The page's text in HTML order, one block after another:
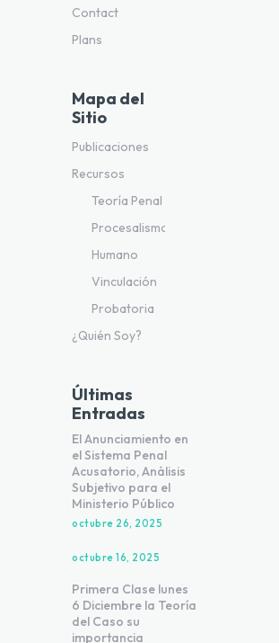
Contact
Plans
Mapa del
Sitio
Publicaciones
Recursos
Teoría Penal
Procesalismo
Humano
Vinculación
Probatoria
¿Quién Soy?
Últimas
Entradas
El Anunciamiento en
el Sistema Penal
Acusatorio, Análisis
Subjetivo para el
Ministerio Público
octubre 26, 2025
octubre 16, 2025
Primera Clase lunes
6 Diciembre la Teoría
del Caso su
importancia